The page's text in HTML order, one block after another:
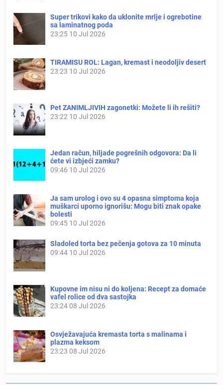
Super trikovi kako da uklonite mrlje i ogrebotine
sa laminatnog poda
23:25 10 Jul 2026
TIRAMISU ROL: Lagan, kremast i neodoljiv desert
23:23 10 Jul 2026
Pet ZANIMLJIVIH zagonetki: Možete li ih rešiti?
23:22 10 Jul 2026
Jedan račun, hiljade pogrešnih odgovora: Da li
ćete vi izbjeći zamku?
09:46 10 Jul 2026
Ja sam urolog i ovo su 4 opasna simptoma koja
muškarci uporno ignorišu: Mogu biti znak opake
bolesti
09:45 10 Jul 2026
Sladoled torta bez pečenja gotova za 10 minuta
09:44 10 Jul 2026
Kupovne im nisu ni do koljena: Recept za domaće
vafel rolice od dva sastojka
23:2408 Jul 2026
Osvježavajuća kremasta torta s malinama i
plazma keksom
23:23 08 Jul 2026